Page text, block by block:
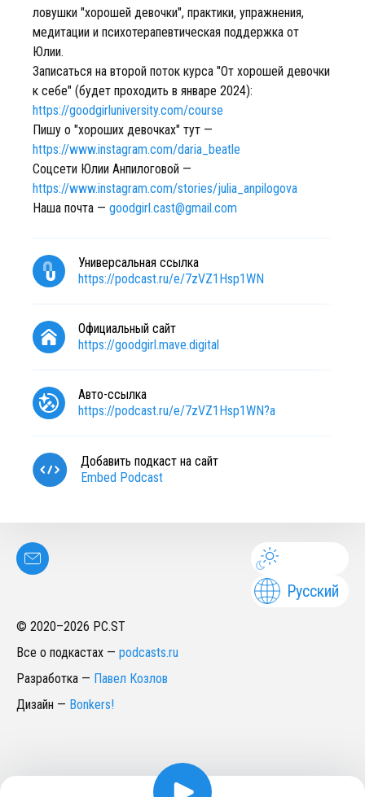
ловушки "хорошей девочки", практики, упражнения,
медитации и психотерапевтическая поддержка от
Юлии.
Записаться на второй поток курса "От хорошей девочки
к себе" (будет проходить в январе 2024):
https://goodgirluniversity.com/course
Пишу о "хороших девочках" тут —
https://www.instagram.com/daria_beatle
Соцсети Юлии Анпилоговой —
https://www.instagram.com/stories/julia_anpilogova
Наша почта — goodgirl.cast@gmail.com
Универсальная ссылка
https://podcast.ru/e/7zVZ1Hsp1WN
Официальный сайт
https://goodgirl.mave.digital
Авто-ссылка
https://podcast.ru/e/7zVZ1Hsp1WN?a
Добавить подкаст на сайт
Embed Podcast
Русский
© 2020–2026 PC.ST
Все о подкастах — podcasts.ru
Разработка — Павел Козлов
Дизайн — Bonkers!